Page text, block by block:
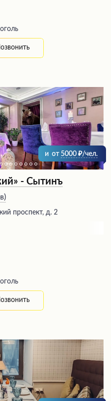
и от 5000 /чел.
- Сытинъ
)
проспект, д. 2